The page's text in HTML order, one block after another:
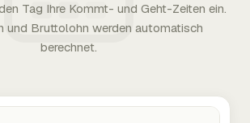
Tag Ihre Kommt- und Geht-Zeiten ein.
und Bruttolohn werden automatisch
berechnet.